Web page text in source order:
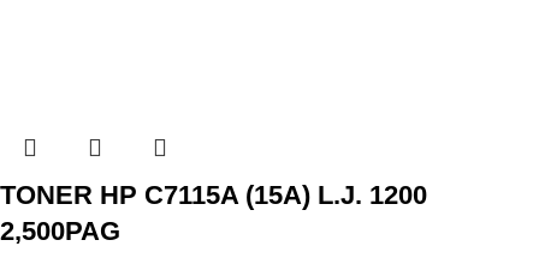
TONER HP C7115A (15A) L.J. 1200
2,500PAG